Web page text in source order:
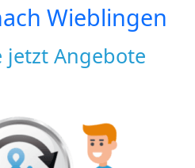
Wieblingen
jetzt Angebote